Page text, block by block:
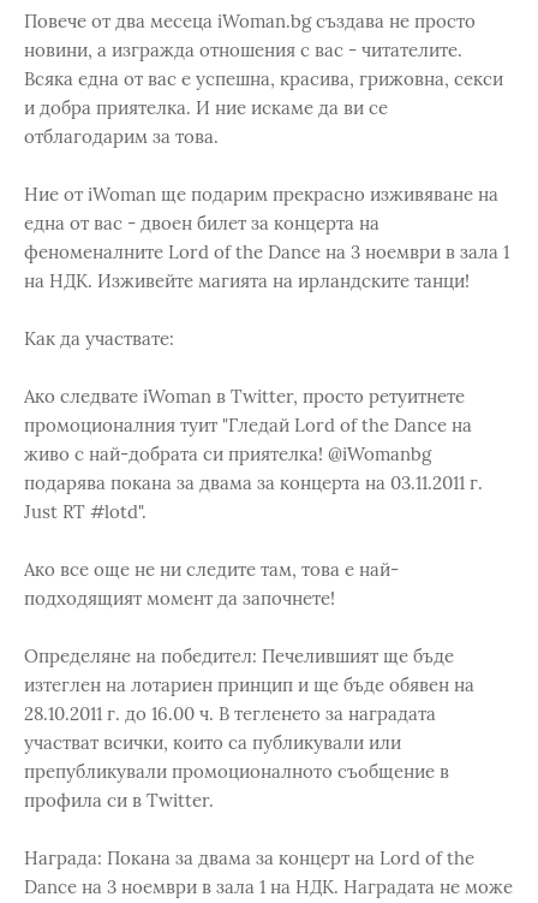
Повече от два месеца iWoman.bg създава не просто
новини, а изгражда отношения с вас - читателите.
Всяка една от вас е успешна, красива, грижовна, секси
и добра приятелка. И ние искаме да ви се
отблагодарим за това.
Ние от iWoman ще подарим прекрасно изживяване на
една от вас - двоен билет за концерта на
феноменалните Lord of the Dance на 3 ноември в зала 1
на НДК. Изживейте магията на ирландските танци!
Как да участвате:
Ако следвате iWoman в Twitter, просто ретуитнете
промоционалния туит "Гледай Lord of the Dance на
живо с най-добрата си приятелка! @iWomanbg
подарява покана за двама за концерта на 03.11.2011 г.
Just RT #lotd".
Ако все още не ни следите там, това е най-
подходящият момент да започнете!
Определяне на победител: Печелившият ще бъде
изтеглен на лотариен принцип и ще бъде обявен на
28.10.2011 г. до 16.00 ч. В тегленето за наградата
участват всички, които са публикували или
препубликували промоционалното съобщение в
профила си в Twitter.
Награда: Покана за двама за концерт на Lord of the
Dance на 3 ноември в зала 1 на НДК. Наградата не може